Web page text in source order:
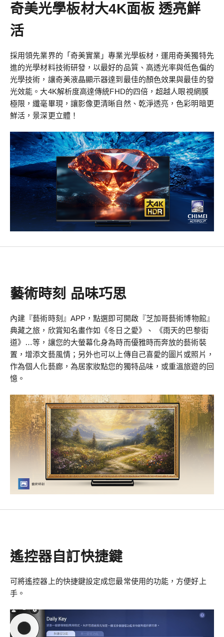
奇美光學板材大4K面板 透亮鮮
活
採用領先業界的「奇美實業」專業光學板材，運用奇美獨特先
進的光學材料技術研發，以最好的品質、高透光率與低色偏的
光學技術，讓奇美液晶顯示器達到最佳的顏色效果與最佳的發
光效能。大4K解析度高達傳統FHD的四倍，超越人眼視網膜
極限，纖毫畢現，讓影像更清晰自然、乾淨透亮，色彩明暗更
鮮活，景深更立體！
藝術時刻 品味巧思
內建『藝術時刻』APP，點選即可開啟『芝加哥藝術博物館』
典藏之旅，欣賞知名畫作如《冬日之愛》、 《雨天的巴黎街
道》…等，讓您的大螢幕化身為時而優雅時而奔放的藝術裝
置，增添文藝風情；另外也可以上傳自己喜愛的圖片或照片，
作為個人化藝廊，為居家妝點您的獨特品味，或重溫旅遊的回
憶。
遙控器自訂快捷鍵
可將遙控器上的快捷鍵設定成您最常使用的功能，方便好上
手。